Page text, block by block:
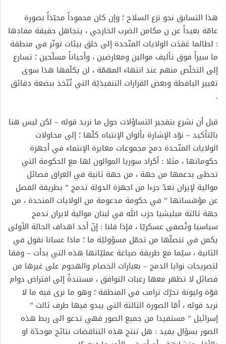
هذا التسابق نحو نزع السلاح ؛ وإن كان محموداً محبّذاً بصورة
عامّة بعيداً عن ن مكامن الضرب الخارجي ، يتجاهل حقيقة مفادها
: لطالما عَمَدَت الولايات المتّحدة إلى خلق بيئات توتّر في منطقة
ما سيراً فوق تأليف موالين ومعارضين ، وأحياناً مسلّحين ؛ تسارع
إلى التخلّص منهم عند انتهاء المهمّة ، لن يكلّفها هذا سوى
تغيير اليافطة وبعض القرارات التنفيذيّة التي تُتّخذ ببضعة دقائق
.
قبل أن نشرع بتفجير التساؤلات حول ما نريد قوله – لكن ليس هنا
بالتأكيد – نوّد الإشارة بألوان الإنتباه كلّها ؛ إلى محاولات
الولايات المتّحدة دمج مجموعات مغايرة الإنتماء في أجهزة
حكوماتها ، مثلا : أكراد سوريا الموالون لها مع الحكومة التي
تحظى بدعمها من جهة ، من جهة ثانية في العراق فصائل
موالية لإيران تعدّ جزءا من اجهزة الدولة تدمج ” بطريقة الفصل
عن مؤسّساتها ” في حكومة مدعومة من الولايات المتحدة ، من
جهة ثالثة ميليشيا حزب الله في لبنان موالية لايران تدمج
سياسيا وتُصفى عسكريّا ، فإذا قلنا : إنّ أحد اهداف الحالة الأولى
يكمن في تنصلّها من تحمّل مسؤوليّة ما ؛ ماذا عسانا نقول في
الثانية ، سيّما مع طريقة صياغة عمليّاتها هذه التي بدأت – وفقا
لتصريحات نوايا الدمج – بعبارات الخصام والهجوم على غيرها من
فصائل لا تظهر معها رغبات التوافق ، مستندةً إلى افتراض دوام
قوّة وليونة تحرّك ترامب في المنطقة ؛ وهو ما نرى فيه ما لا
نريد قوله ، أمّا الصورة الثالثة التي يبدو فيها طرف ثالث ”
إسرائيل ” مستفيدا من جميع الصور فهي تدعو الى ربط هذه
الصور بسؤال يفيد : هل تنتج هذه التناقضات نتائج موحدّة او